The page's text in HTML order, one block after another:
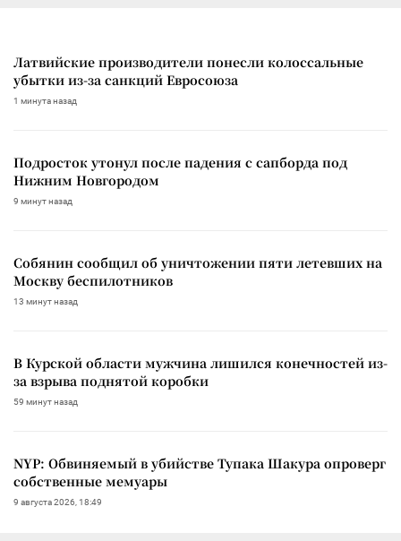
Латвийские производители понесли колоссальные
убытки из-за санкций Евросоюза
1 минута назад
Подросток утонул после падения с сапборда под
Нижним Новгородом
9 минут назад
Собянин сообщил об уничтожении пяти летевших на
Москву беспилотников
13 минут назад
В Курской области мужчина лишился конечностей из-
за взрыва поднятой коробки
59 минут назад
NYP: Обвиняемый в убийстве Тупака Шакура опроверг
собственные мемуары
9 августа 2026, 18:49